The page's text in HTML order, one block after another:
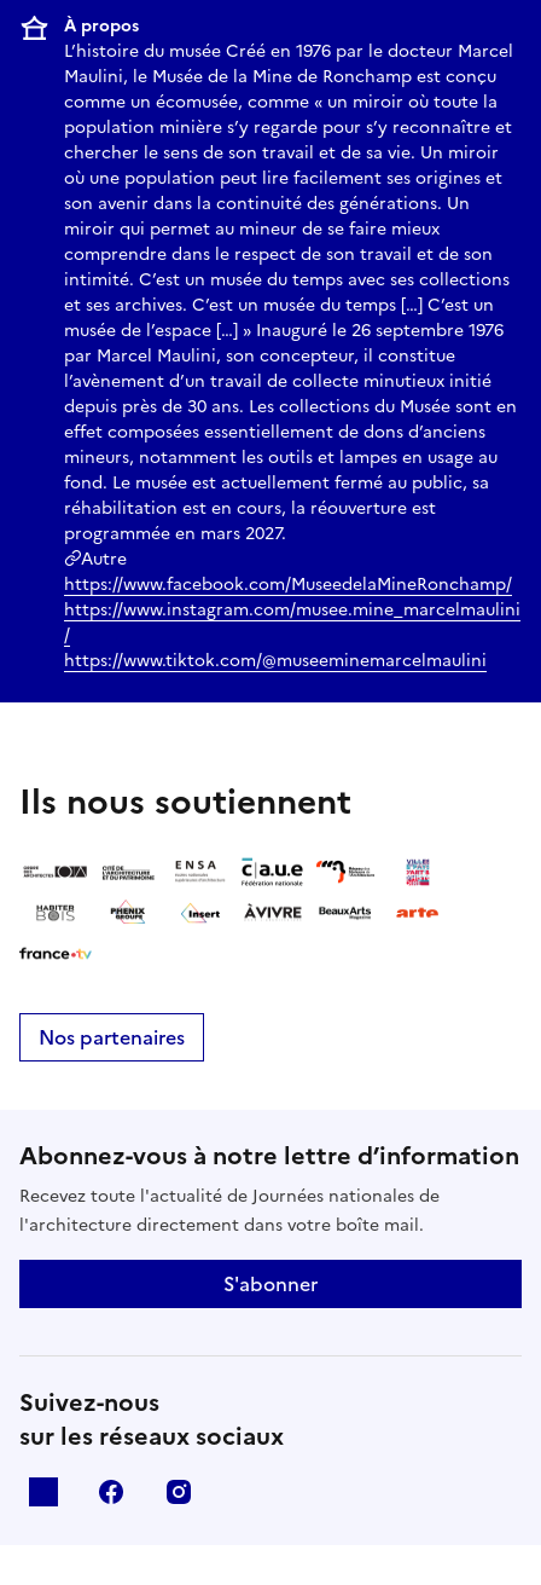
À propos
L’histoire du musée Créé en 1976 par le docteur Marcel
Maulini, le Musée de la Mine de Ronchamp est conçu
comme un écomusée, comme « un miroir où toute la
population minière s’y regarde pour s’y reconnaître et
chercher le sens de son travail et de sa vie. Un miroir
où une population peut lire facilement ses origines et
son avenir dans la continuité des générations. Un
miroir qui permet au mineur de se faire mieux
comprendre dans le respect de son travail et de son
intimité. C’est un musée du temps avec ses collections
et ses archives. C’est un musée du temps […] C’est un
musée de l’espace […] » Inauguré le 26 septembre 1976
par Marcel Maulini, son concepteur, il constitue
l’avènement d’un travail de collecte minutieux initié
depuis près de 30 ans. Les collections du Musée sont en
effet composées essentiellement de dons d’anciens
mineurs, notamment les outils et lampes en usage au
fond. Le musée est actuellement fermé au public, sa
réhabilitation est en cours, la réouverture est
programmée en mars 2027.
Autre
https://www.facebook.com/MuseedelaMineRonchamp/
https://www.instagram.com/musee.mine_marcelmaulini
/
https://www.tiktok.com/@museeminemarcelmaulini
Ils nous soutiennent
Nos partenaires
Abonnez-vous à notre lettre d’information
Recevez toute l'actualité de Journées nationales de
l'architecture directement dans votre boîte mail.
S'abonner
Suivez-nous
sur les réseaux sociaux
facebook